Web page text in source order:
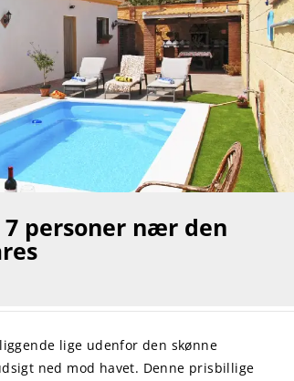
personer nær den
lige udenfor den skønne
ned mod havet. Denne prisbillige